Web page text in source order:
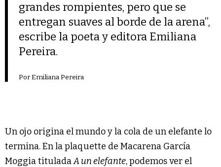
grandes rompientes, pero que se
entregan suaves al borde de la arena”,
escribe la poeta y editora Emiliana
Pereira.
Por Emiliana Pereira
Un ojo origina el mundo y la cola de un elefante lo
termina. En la plaquette de Macarena García
Moggia tituladaA un elefante, podemos ver el